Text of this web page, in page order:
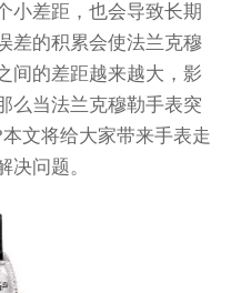
小差距，也会导致长期
差的积累会使法兰克穆
间的差距越来越大，影
么当法兰克穆勒手表突
文将给大家带来手表走
决问题。